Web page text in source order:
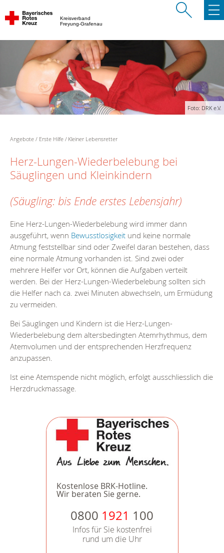
Kreisverband
Freyung-Grafenau
Foto: DRK e.V.
Angebote Erste Hilfe Kleiner Lebensretter
Herz-Lungen-Wiederbelebung bei
Säuglingen und Kleinkindern
(Säugling: bis Ende erstes Lebensjahr)
Eine Herz-Lungen-Wiederbelebung wird immer dann
ausgeführt, wenn Bewusstlosigkeit und keine normale
Atmung feststellbar sind oder Zweifel daran bestehen, dass
eine normale Atmung vorhanden ist. Sind zwei oder
mehrere Helfer vor Ort, können die Aufgaben verteilt
werden. Bei der Herz-Lungen-Wiederbelebung sollten sich
die Helfer nach ca. zwei Minuten abwechseln, um Ermüdung
zu vermeiden.
Bei Säuglingen und Kindern ist die Herz-Lungen-
Wiederbelebung dem altersbedingten Atemrhythmus, dem
Atemvolumen und der entsprechenden Herzfrequenz
anzupassen.
Ist eine Atemspende nicht möglich, erfolgt ausschliesslich die
Herzdruckmassage.
Kostenlose BRK-Hotline.
Wir beraten Sie gerne.
0800 1921 100
Infos für Sie kostenfrei
rund um die Uhr